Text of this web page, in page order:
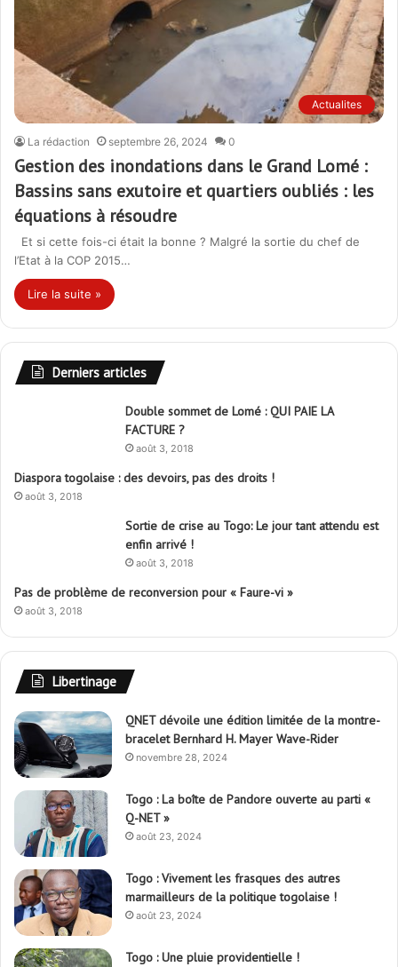
Actualites
La rédaction septembre 26, 2024 0
Gestion des inondations dans le Grand Lomé :
Bassins sans exutoire et quartiers oubliés : les
équations à résoudre
Et si cette fois-ci était la bonne ? Malgré la sortie du chef de
l’Etat à la COP 2015…
Lire la suite »
Derniers articles
Double sommet de Lomé : QUI PAIE LA
FACTURE ?
août 3, 2018
Diaspora togolaise : des devoirs, pas des droits !
août 3, 2018
Sortie de crise au Togo: Le jour tant attendu est
enfin arrivé !
août 3, 2018
Pas de problème de reconversion pour « Faure-vi »
août 3, 2018
Libertinage
QNET dévoile une édition limitée de la montre-
bracelet Bernhard H. Mayer Wave-Rider
novembre 28, 2024
Togo : La boîte de Pandore ouverte au parti «
Q-NET »
août 23, 2024
Togo : Vivement les frasques des autres
marmailleurs de la politique togolaise !
août 23, 2024
Togo : Une pluie providentielle !